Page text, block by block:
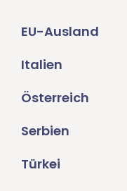
EU-Ausland
Italien
Österreich
Serbien
Türkei